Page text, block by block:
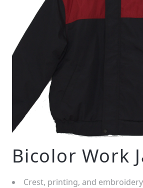
Bicolor Work
Crest, printing, and